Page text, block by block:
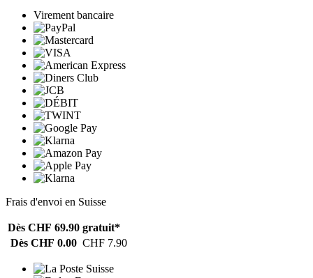
Virement bancaire
Frais d'envoi en Suisse
Dès CHF 69.90 gratuit*
Dès CHF 0.00 CHF 7.90